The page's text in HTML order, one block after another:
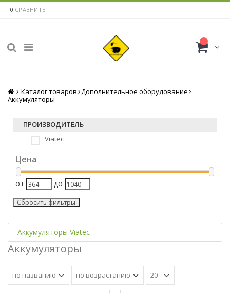
0 СРАВНИТЬ
Главная
Каталог товаров Дополнительное оборудование
Аккумуляторы
ПРОИЗВОДИТЕЛЬ
Viatec
Цена
от до
Сбросить фильтры
Аккумуляторы Viatec
Аккумуляторы